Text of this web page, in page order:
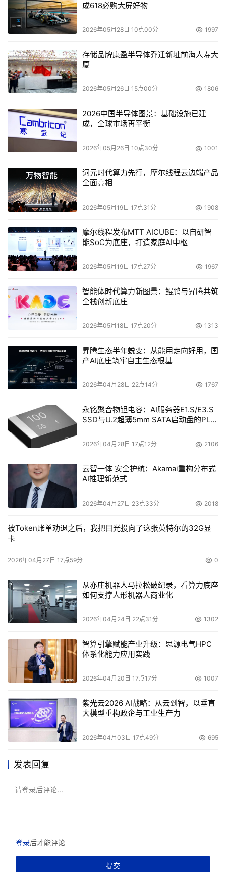
成618必购大屏好物
2026年05月28日 10点00分 1997
存储品牌康盈半导体乔迁新址前海人寿大
厦
2026年05月26日 15点00分 1806
2026中国半导体图景：基础设施已建
成，全球市场再平衡
2026年05月26日 10点30分 1001
词元时代算力先行，摩尔线程云边端产品
全面亮相
2026年05月19日 17点31分 1908
摩尔线程发布MTT AICUBE：以自研智
能SoC为底座，打造家庭AI中枢
2026年05月19日 17点27分 1967
智能体时代算力新图景：鲲鹏与昇腾共筑
全栈创新底座
2026年05月18日 17点20分 1313
昇腾生态半年蜕变：从能用走向好用，国
产AI底座筑牢自主生态根基
2026年04月28日 22点14分 1767
永铭聚合物钽电容：AI服务器E1.S/E3.S
SSD与U.2超薄5mm SATA启动盘的PLP
2026年04月28日 17点12分 2106
云智一体 安全护航：Akamai重构分布式
AI推理新范式
2026年04月27日 23点33分 2018
被Token账单劝退之后，我把目光投向了这张英特尔的32G显
卡
2026年04月27日 17点59分 0
从亦庄机器人马拉松破纪录，看算力底座
如何支撑人形机器人商业化
2026年04月24日 22点31分 1302
智算引擎赋能产业升级：思源电气HPC
体系化能力应用实践
2026年04月20日 17点17分 1007
紫光云2026 AI战略：从云到智，以垂直
大模型重构政企与工业生产力
2026年04月03日 17点49分 695
发表回复
请登录后评论...
登录后才能评论
提交